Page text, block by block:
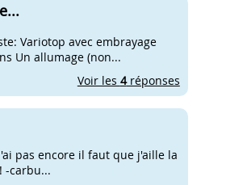
Variotop avec embrayage
Un allumage (non...
Voir les 4réponses
pas encore il faut que j'aille la
-carbu...